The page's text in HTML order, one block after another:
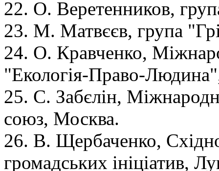
22. О. Веретенников,
23. М. Матвєєв, група
24. О. Кравченко,
"Екологія-Право-
25. С. Забєлін,
союз, Москва.
26. В. Щербаченко,
громадських ініціатив,